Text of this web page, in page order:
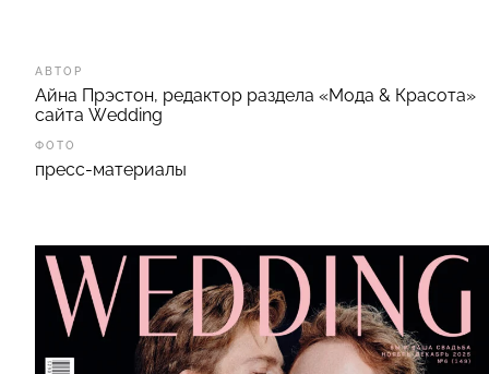
АВТОР
Айна Прэстон, редактор раздела «Мода & Красота»
сайта Wedding
ФОТО
пресс-материалы